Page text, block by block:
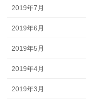
2019年7月
2019年6月
2019年5月
2019年4月
2019年3月